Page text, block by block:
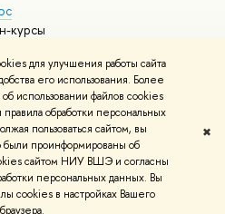
для улучшения работы сайта
его использования. Более
использовании файлов cookies
обработки персональных
пользоваться сайтом, вы
были проинформированы об
сайтом НИУ ВШЭ и согласны
персональных данных. Вы
cookies в настройках Вашего
браузера.
✖
курсы
и контакты
технологий в НИУ ВШЭ